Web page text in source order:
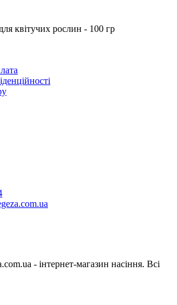
квітучих рослин - 100 гр
- інтернет-магазин насіння. Всі